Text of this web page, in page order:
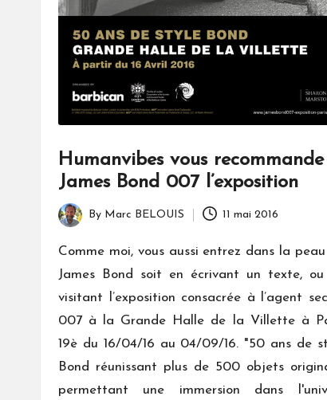
Humanvibes vous recommande
James Bond 007 l’exposition
Posted
by
By Marc BELOUIS 11 mai 2016
Comme moi, vous aussi entrez dans la
James Bond soit en écrivant un texte, ou
visitant l’exposition consacrée à l’agent
007 à la Grande Halle de la Villette à
19è du 16/04/16 au 04/09/16. "50 ans de
Bond réunissant plus de 500 objets
permettant une immersion dans